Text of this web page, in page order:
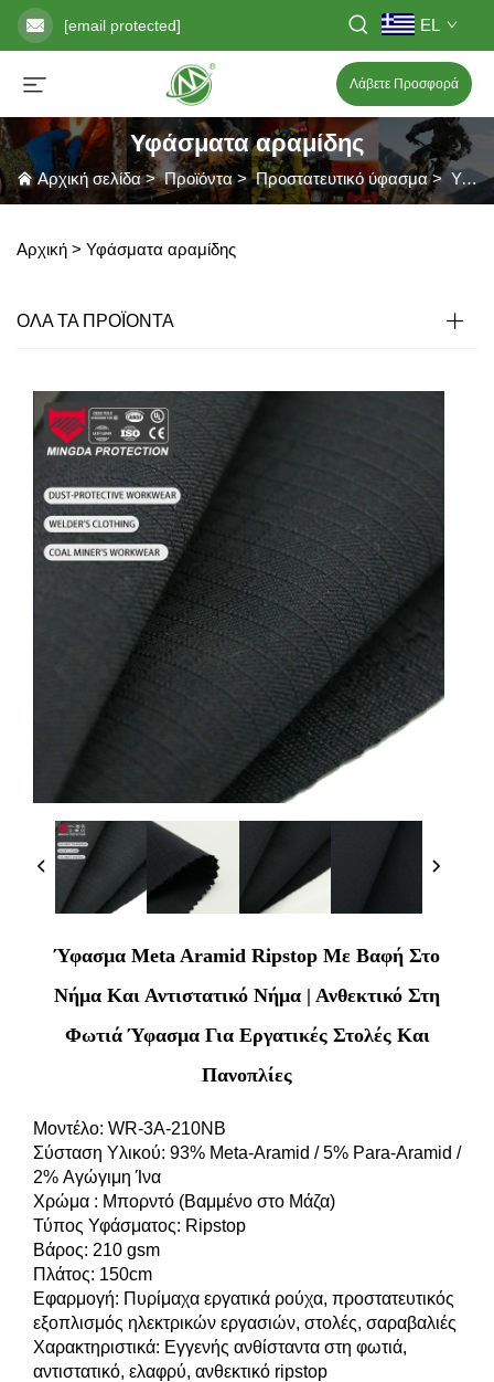
[email protected] EL
Λάβετε Προσφορά
Υφάσματα αραμίδης
Αρχική σελίδα>Προϊόντα>Προστατευτικό ύφασμα> Υφάσματα αραμίδης
Αρχική > Υφάσματα αραμίδης
ΟΛΑ ΤΑ ΠΡΟΪΟΝΤΑ
Ύφασμα Meta Aramid Ripstop Με Βαφή Στο
Νήμα Και Αντιστατικό Νήμα | Ανθεκτικό Στη
Φωτιά Ύφασμα Για Εργατικές Στολές Και
Πανοπλίες
Μοντέλο: WR-3A-210NB
Σύσταση Υλικού: 93% Meta-Aramid / 5% Para-Aramid /
2% Αγώγιμη Ίνα
Χρώμα : Μπορντό (Βαμμένο στο Μάζα)
Τύπος Υφάσματος: Ripstop
Βάρος: 210 gsm
Πλάτος: 150cm
Εφαρμογή: Πυρίμαχα εργατικά ρούχα, προστατευτικός
εξοπλισμός ηλεκτρικών εργασιών, στολές, σαραβαλιές
Χαρακτηριστικά: Εγγενής ανθίσταντα στη φωτιά,
αντιστατικό, ελαφρύ, ανθεκτικό ripstop